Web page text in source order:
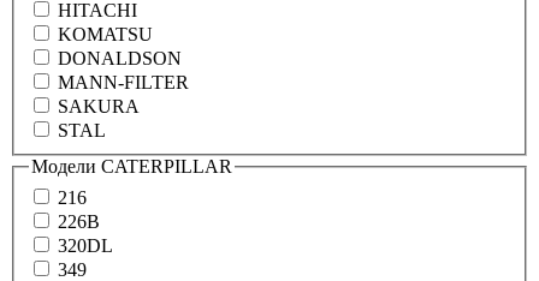
HITACHI
KOMATSU
DONALDSON
MANN-FILTER
SAKURA
STAL
Модели CATERPILLAR
216
226B
320DL
349